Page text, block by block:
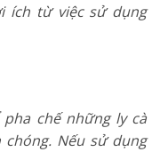
ích từ việc sử dụng
chế những ly cà
Nếu sử dụng